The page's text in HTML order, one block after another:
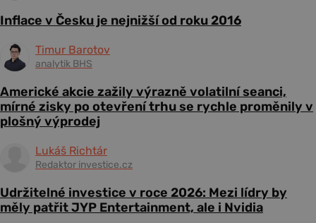
Inflace v Česku je nejnižší od roku 2016
Timur Barotov
analytik BHS
Americké akcie zažily výrazně volatilní seanci,
mírné zisky po otevření trhu se rychle proměnily v
plošný výprodej
Lukáš Richtár
Redaktor investice.cz
Udržitelné investice v roce 2026: Mezi lídry by
měly patřit JYP Entertainment, ale i Nvidia